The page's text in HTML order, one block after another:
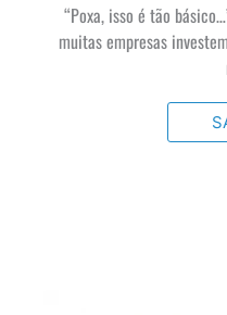
“Poxa, isso é tão
muitas empresas